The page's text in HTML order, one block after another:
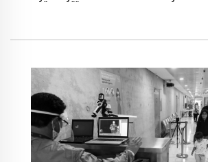
لفرنسا من منظور جديد؛ كان
حازماً وعصرياً بامتياز.. ولكن!